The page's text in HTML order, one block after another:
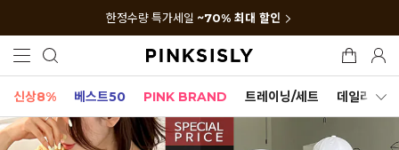
한정수량 특가세일 ~70% 최대 할인
신상8% 베스트50 PINK BRAND 트레이닝/세트 데일리세트